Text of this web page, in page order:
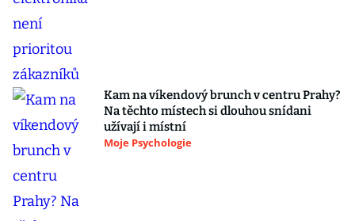
Kam na víkendový brunch v centru Prahy?
Na těchto místech si dlouhou snídani
užívají i místní
Moje Psychologie